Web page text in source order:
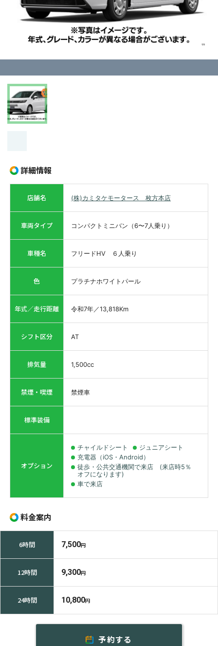
詳細情報
店舗名 (株)カミタケモータース 枚方本店
車両タイプ コンパクトミニバン（6〜7人乗り）
車種名 フリードHV ６人乗り
色 プラチナホワイトパール
年式／走行距離 令和7年／13,818Km
シフト区分 AT
排気量 1,500cc
禁煙・喫煙 禁煙車
標準装備
オプション
チャイルドシート
ジュニアシート
充電器（iOS・Android）
徒歩・公共交通機関で来店 (来店時5％
オフになります)
車で来店
料金案内
6時間 7,500円
12時間 9,300円
24時間 10,800円
予約する